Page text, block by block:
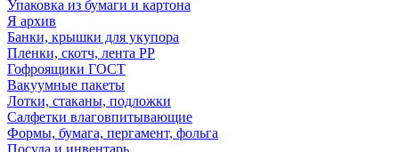
Упаковка из бумаги и картона
Я архив
Банки, крышки для укупора
Пленки, скотч, лента РР
Гофроящики ГОСТ
Вакуумные пакеты
Лотки, стаканы, подложки
Салфетки влаговпитывающие
Формы, бумага, пергамент, фольга
Посуда и инвентарь